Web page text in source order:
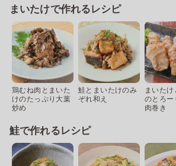
まいたけで作れるレシピ
鶏むね肉とまいた
けのたっぷり大葉
炒め
鮭とまいたけのみ
ぞれ和え
まいた
のとろー
肉巻き
鮭で作れるレシピ